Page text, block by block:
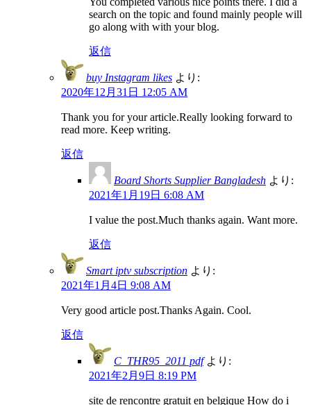
search on the topic and found mainly people will
go along with with your blog.
返信
buy Instagram likes より:
2020年12月31日 12:05 AM
Thank you for your article.Really looking forward to
read more. Keep writing.
返信
Board Shorts Supplier Bangladesh より:
2021年1月19日 6:08 AM
I value the post.Much thanks again. Want more.
返信
Smart iptv subscription より:
2021年1月4日 9:08 AM
Very good article post.Thanks Again. Cool.
返信
C_THR95_2011 pdf より:
2021年2月9日 8:19 PM
site de rencontre gratuit en belgique How do i